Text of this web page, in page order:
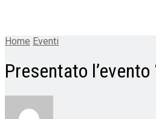
Home Eventi
Presentato